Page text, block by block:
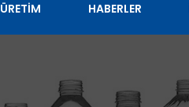
ÜRETİM HABERLER